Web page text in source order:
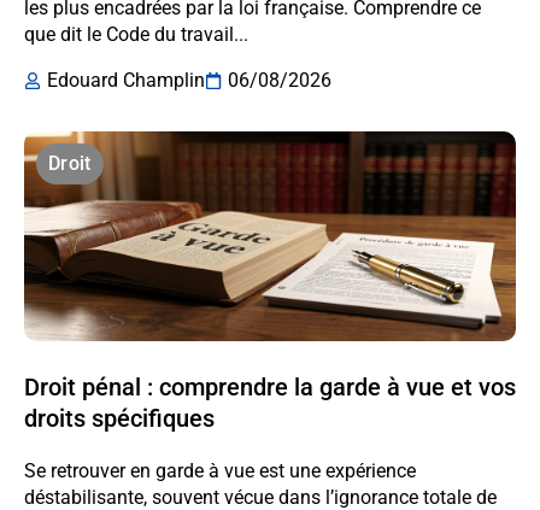
les plus encadrées par la loi française. Comprendre ce
que dit le Code du travail...
Edouard Champlin
06/08/2026
Droit
Droit pénal : comprendre la garde à vue et vos
droits spécifiques
Se retrouver en garde à vue est une expérience
déstabilisante, souvent vécue dans l’ignorance totale de